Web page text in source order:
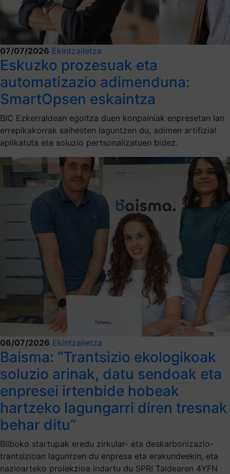
07/07/2026 Ekintzailetza
Eskuzko prozesuak eta
automatizazio adimenduna:
SmartOpsen eskaintza
BIC Ezkerraldean egoitza duen konpainiak enpresetan lan
errepikakorrak saihesten laguntzen du, adimen artifizial
aplikatuta eta soluzio pertsonalizatuen bidez.
06/07/2026 Ekintzailetza
Baisma: “Trantsizio ekologikoak
soluzio arinak, datu sendoak eta
enpresei irtenbide hobeak
hartzeko lagungarri diren tresnak
behar ditu”
Bilboko startupak eredu zirkular- eta deskarbonizazio-
trantsizioan laguntzen du enpresa eta erakundeekin, eta
nazioarteko proiekzioa indartu du SPRI Taldearen 4YFN